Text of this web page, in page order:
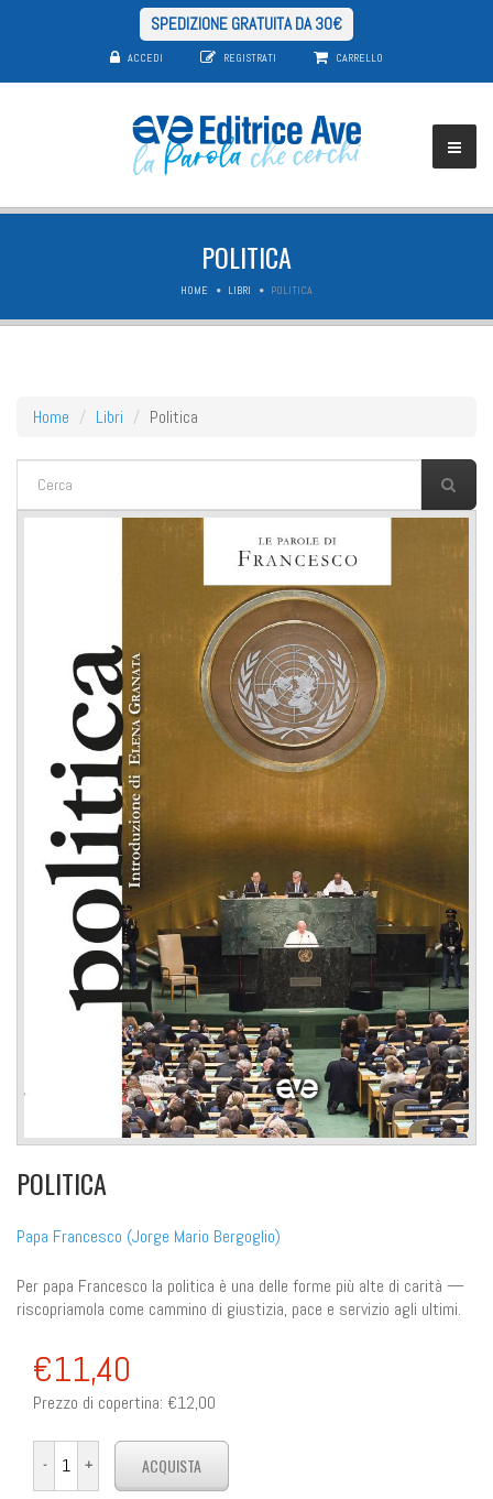
SPEDIZIONE GRATUITA DA 30€
ACCEDI REGISTRATI CARRELLO
POLITICA
HOME LIBRI POLITICA
Home Libri Politica
FORM DI RICERCA
POLITICA
Papa Francesco (Jorge Mario Bergoglio)
Per papa Francesco la politica è una delle forme più alte di carità —
riscopriamola come cammino di giustizia, pace e servizio agli ultimi.
€11,40
Prezzo di copertina: €12,00